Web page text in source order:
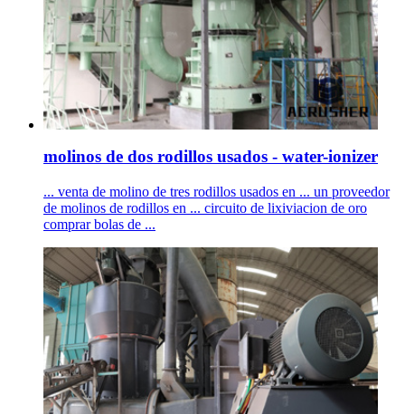
molinos de dos rodillos usados - water-ionizer
... venta de molino de tres rodillos usados en ... un proveedor
de molinos de rodillos en ... circuito de lixiviacion de oro
comprar bolas de ...